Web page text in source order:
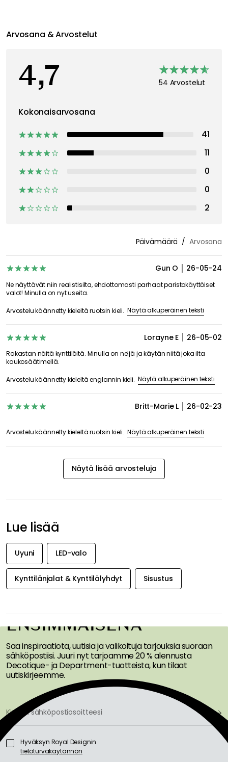
Arvosana & Arvostelut
4,7 54 Arvostelut
Kokonaisarvosana
41
11
0
0
2
Päivämäärä Arvosana
Gun O 26-05-24
Ne näyttävät niin realistisilta, ehdottomasti parhaat paristokäyttöiset
valot! Minulla on nyt useita.
Arvostelu käännetty kieleltä ruotsin kieli. Näytä alkuperäinen teksti
Lorayne E 26-05-02
Rakastan näitä kynttilöitä. Minulla on neljä ja käytän niitä joka ilta
kaukosäätimellä.
Arvostelu käännetty kieleltä englannin kieli. Näytä alkuperäinen teksti
Britt-Marie L 26-02-23
Arvostelu käännetty kieleltä ruotsin kieli. Näytä alkuperäinen teksti
Näytä lisää arvosteluja
Lue lisää
Uyuni LED-valo
Kynttilänjalat & Kynttilälyhdyt Sisustus
SAA INSPIRAATIOTA &
TARJOUKSIA
ENSIMMÄISENÄ
Saa inspiraatiota, uutisia ja valikoituja tarjouksia suoraan
sähköpostiisi. Juuri nyt tarjoamme 20 % alennusta
Decotique- ja Department-tuotteista, kun tilaat
uutiskirjeemme.
Hyväksyn Royal Designin
tietoturvakäytännön